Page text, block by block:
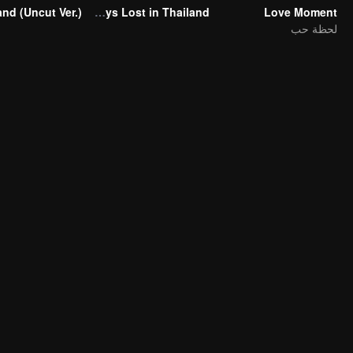
Love Moment
لحظة حب
Boys Lost in Thailand